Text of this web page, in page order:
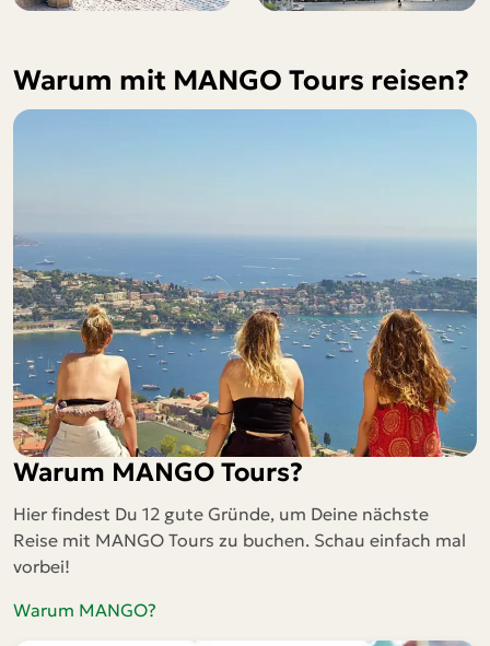
Warum mit MANGO Tours reisen?
Warum MANGO Tours?
Hier findest Du 12 gute Gründe, um Deine nächste
Reise mit MANGO Tours zu buchen. Schau einfach mal
vorbei!
Warum MANGO?